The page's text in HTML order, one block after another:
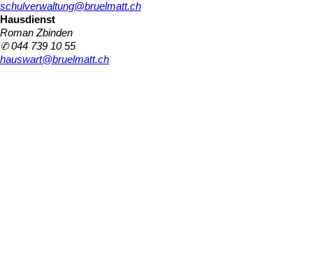
schulverwaltung@bruelmatt.ch
Hausdienst
Roman Zbinden
✆ 044 739 10 55
hauswart@bruelmatt.ch